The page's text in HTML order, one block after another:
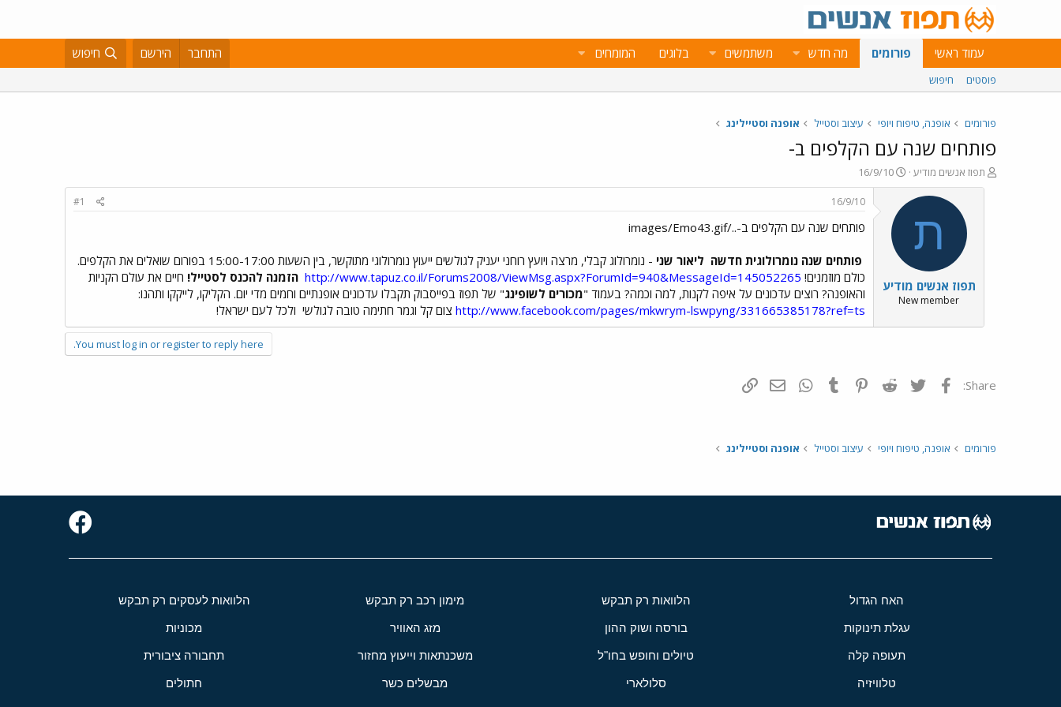
עמוד ראשי פורומים מה חדש משתמשים בלוגים המומחים התחבר הירשם חיפוש
פוסטים חיפוש
פורומים אופנה, טיפוח ויופי עיצוב וסטייל אופנה וסטיילינג
פותחים שנה עם הקלפים ב-
פ
ו
תפוז אנשים מודיע
פ
ו
ם
ב
ר
16/9/10
ת
תפוז אנשים מודיע
New member
16/9/10
#1
פותחים שנה עם הקלפים ב-../images/Emo43.gif
פותחים שנה נומרולוגית חדשה ליאור שני
- נומרולוג קבלי, מרצה ויועץ רוחני יעניק לגולשים ייעוץ נומרולוגי מתוקשר, בין השעות 15:00-17:00 בפורום שואלים את הקלפים.
כולם מוזמנים! http://www.tapuz.co.il/Forums2008/ViewMsg.aspx?ForumId=940&MessageId=145052265 הזמנה להכנס לסטייל! חיים את עולם הקניות
והאופנה? רוצים עדכונים על איפה לקנות, למה וכמה? בעמוד "מכורים לשופינג" של תפוז בפייסבוק תקבלו עדכונים אופנתיים וחמים מדי יום. הקליקו, לייקקו ותהנו:
http://www.facebook.com/pages/mkwrym-lswpyng/331665385178?ref=ts צום קל וגמר חתימה טובה לגולשי ולכל לעם ישראל!
You must log in or register to reply here.
Share: פייסבוק Twitter
Reddit
Pinterest
Tumblr
WhatsAppדואר אלקטרוני
פורומים אופנה, טיפוח ויופי עיצוב וסטייל אופנה וסטיילינג
האח הגדול הלוואות רק תבקש מימון רכב רק תבקש הלוואות לעסקים רק תבקש
עגלת תינוקות בורסה ושוק ההון מזג האוויר מכוניות
תעופה קלה טיולים וחופש בחו"ל משכנתאות וייעוץ מחזור תחבורה ציבורית
טלוויזיה סלולארי מבשלים כשר חתולים